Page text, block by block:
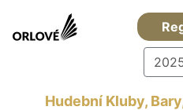
Hudební Kluby,